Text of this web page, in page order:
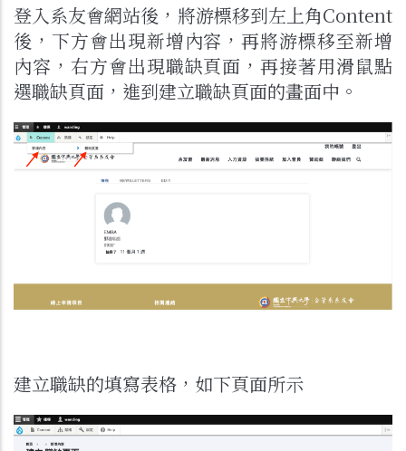
登入系友會網站後，將游標移到左上角Content
後，下方會出現新增內容，再將游標移至新增
內容，右方會出現職缺頁面，再接著用滑鼠點
選職缺頁面，進到建立職缺頁面的畫面中。
建立職缺的填寫表格，如下頁面所示